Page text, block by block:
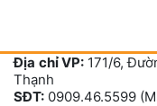
Địa chỉ VP: 171/6,
Thạnh
SĐT: 0909.46.5599